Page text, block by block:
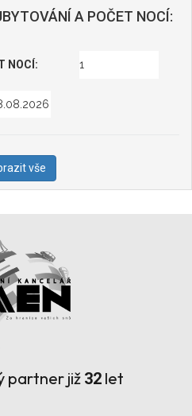
A POČET NOCÍ:
NOCÍ:
vše
partner již 32let